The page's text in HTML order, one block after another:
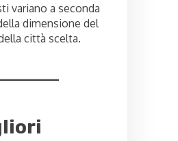
variano a seconda
dimensione del
città scelta.